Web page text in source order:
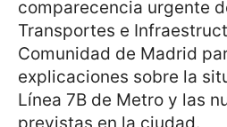
comparecencia urgente
Transportes e
Comunidad de Madrid
explicaciones sobre la
Línea 7B de Metro y las
previstas en la ciudad.